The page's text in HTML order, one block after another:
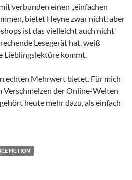
verbunden einen „einfachen
bietet Heyne zwar nicht, aber
ist das vielleicht auch nicht
Lesegerät hat, weiß
Lieblingslektüre kommt.
echten Mehrwert bietet. Für mich
Verschmelzen der Online-Welten
heute mehr dazu, als einfach
FICTION